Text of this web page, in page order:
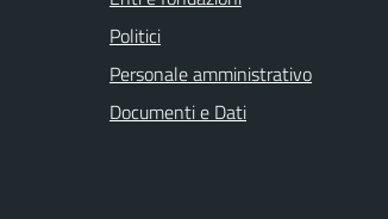
Politici
Personale amministrativo
Documenti e Dati